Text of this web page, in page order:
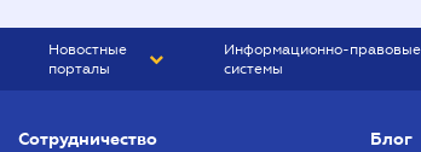
Новостные
порталы
БИЗНЕС
Информационно-правовые
системы
Сотрудничество Блог